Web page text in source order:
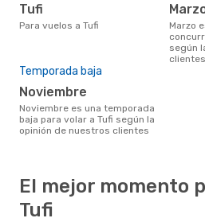
Tufi
Para vuelos a Tufi
marzo es una época muy
según
clientes
Temporada baja
noviembre
noviembre es una temporada
baja para volar a Tufi según la
opinión de nuestros clientes
El mejor momento
Tufi